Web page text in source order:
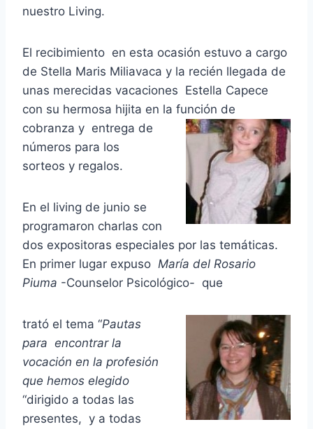
nuestro Living.
El recibimiento en esta ocasión estuvo a cargo
de Stella Maris Miliavaca y la recién llegada de
unas merecidas vacaciones Estella Capece
con su hermosa hijita en la función de
cobranza y entrega de
números para los
sorteos y regalos.
En el living de junio se
programaron charlas con
dos expositoras especiales por las temáticas.
En primer lugar expuso María del Rosario
Piuma -Counselor Psicológico- que
trató el tema “Pautas
para encontrar la
vocación en la profesión
que hemos elegido
“dirigido a todas las
presentes, y a todas